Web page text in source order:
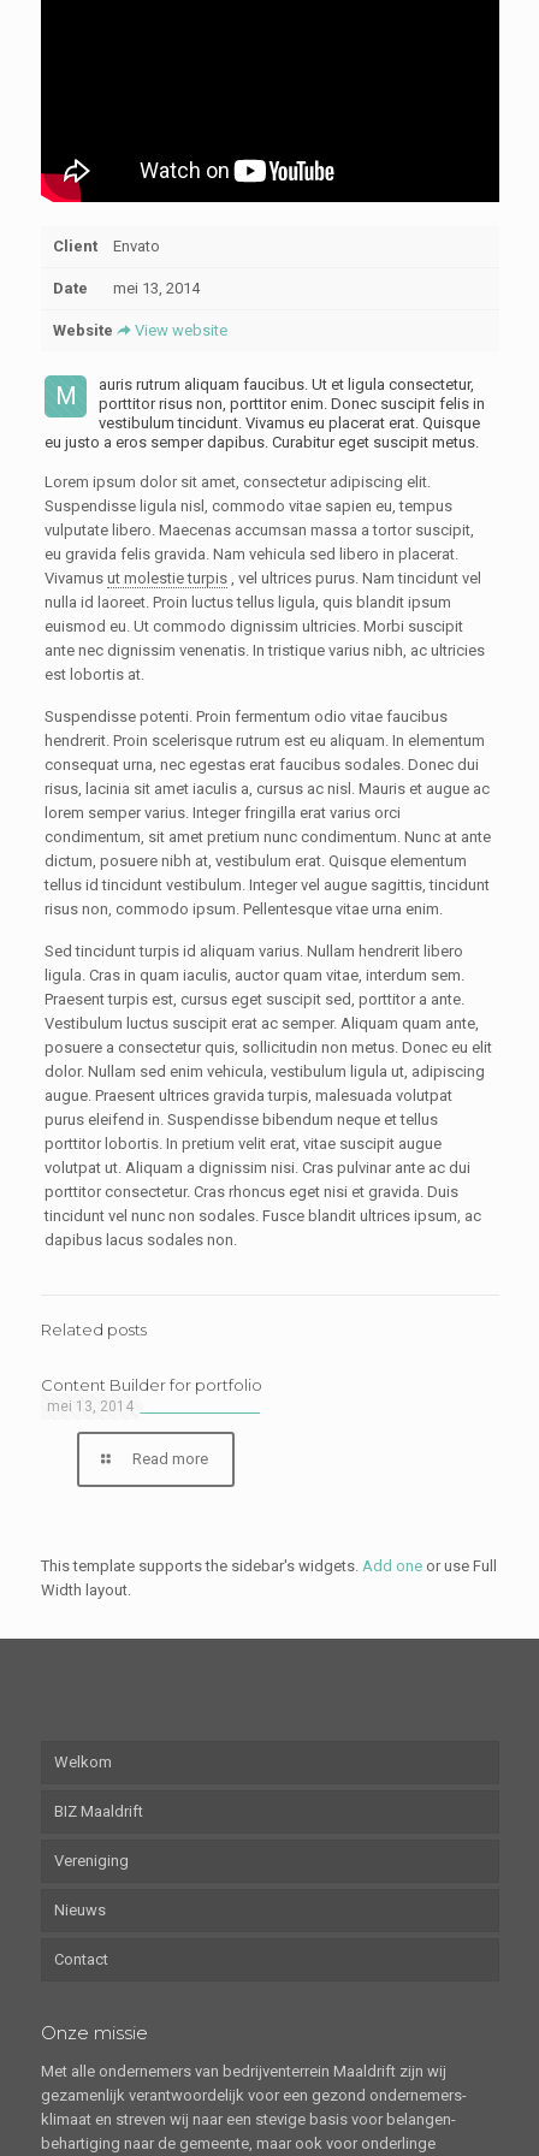
Client Envato
Date mei 13, 2014
Website View website
M
auris rutrum aliquam faucibus. Ut et ligula consectetur,
porttitor risus non, porttitor enim. Donec suscipit felis in
vestibulum tincidunt. Vivamus eu placerat erat. Quisque
eu justo a eros semper dapibus. Curabitur eget suscipit metus.
Lorem ipsum dolor sit amet, consectetur adipiscing elit.
Suspendisse ligula nisl, commodo vitae sapien eu, tempus
vulputate libero. Maecenas accumsan massa a tortor suscipit,
eu gravida felis gravida. Nam vehicula sed libero in placerat.
Vivamusut molestie turpis , vel ultrices purus. Nam tincidunt vel
nulla id laoreet. Proin luctus tellus ligula, quis blandit ipsum
euismod eu. Ut commodo dignissim ultricies. Morbi suscipit
ante nec dignissim venenatis. In tristique varius nibh, ac ultricies
est lobortis at.
Suspendisse potenti. Proin fermentum odio vitae faucibus
hendrerit. Proin scelerisque rutrum est eu aliquam. In elementum
consequat urna, nec egestas erat faucibus sodales. Donec dui
risus, lacinia sit amet iaculis a, cursus ac nisl. Mauris et augue ac
lorem semper varius. Integer fringilla erat varius orci
condimentum, sit amet pretium nunc condimentum. Nunc at ante
dictum, posuere nibh at, vestibulum erat. Quisque elementum
tellus id tincidunt vestibulum. Integer vel augue sagittis, tincidunt
risus non, commodo ipsum. Pellentesque vitae urna enim.
Sed tincidunt turpis id aliquam varius. Nullam hendrerit libero
ligula. Cras in quam iaculis, auctor quam vitae, interdum sem.
Praesent turpis est, cursus eget suscipit sed, porttitor a ante.
Vestibulum luctus suscipit erat ac semper. Aliquam quam ante,
posuere a consectetur quis, sollicitudin non metus. Donec eu elit
dolor. Nullam sed enim vehicula, vestibulum ligula ut, adipiscing
augue. Praesent ultrices gravida turpis, malesuada volutpat
purus eleifend in. Suspendisse bibendum neque et tellus
porttitor lobortis. In pretium velit erat, vitae suscipit augue
volutpat ut. Aliquam a dignissim nisi. Cras pulvinar ante ac dui
porttitor consectetur. Cras rhoncus eget nisi et gravida. Duis
tincidunt vel nunc non sodales. Fusce blandit ultrices ipsum, ac
dapibus lacus sodales non.
Related posts
mei 13, 2014
Content Builder for portfolio
Read more
This template supports the sidebar's widgets. Add oneor use Full
Width layout.
Welkom
BIZ Maaldrift
Vereniging
Nieuws
Contact
Onze missie
Met alle ondernemers van bedrijventerrein Maaldrift zijn wij
gezamenlijk verantwoordelijk voor een gezond ondernemers-
klimaat en streven wij naar een stevige basis voor belangen-
behartiging naar de gemeente, maar ook voor onderlinge